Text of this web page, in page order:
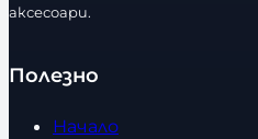
аксесоари.
Полезно
Начало